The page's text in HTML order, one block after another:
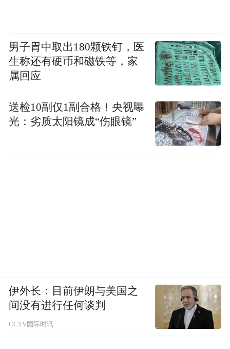
男子胃中取出180颗铁钉，医
生称还有硬币和磁铁等，家
属回应
送检10副仅1副合格！央视曝
光：劣质太阳镜成“伤眼镜”
伊外长：目前伊朗与美国之
间没有进行任何谈判
CCTV国际时讯